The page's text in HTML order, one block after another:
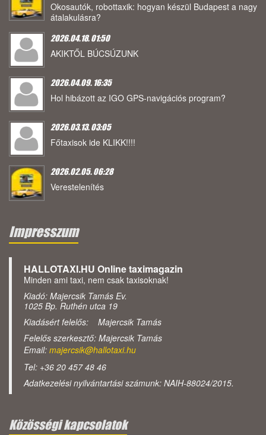
Okosautók, robottaxik: hogyan készül Budapest a nagy
átalakulásra?
2026.04.18. 01:50
AKIKTŐL BÚCSÚZUNK
2026.04.09. 16:35
Hol hibázott az IGO GPS-navigációs program?
2026.03.13. 03:05
Főtaxisok ide KLIKK!!!!
2026.02.05. 06:28
Verestelenítés
Impresszum
HALLOTAXI.HU Online taximagazin
Minden ami taxi, nem csak taxisoknak!
Kiadó: Majercsik Tamás Ev.
1025 Bp. Ruthén utca 19
Kiadásért felelős: Majercsik Tamás
Felelős szerkesztő: Majercsik Tamás
Email: majercsik@hallotaxi.hu
Tel: +36 20 457 48 46
Adatkezelési nyilvántartási számunk: NAIH-88024/2015.
Közösségi kapcsolatok